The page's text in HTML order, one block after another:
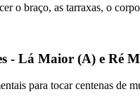
o braço, as tarraxas, o
- Lá Maior (A) e Ré
para tocar centenas de